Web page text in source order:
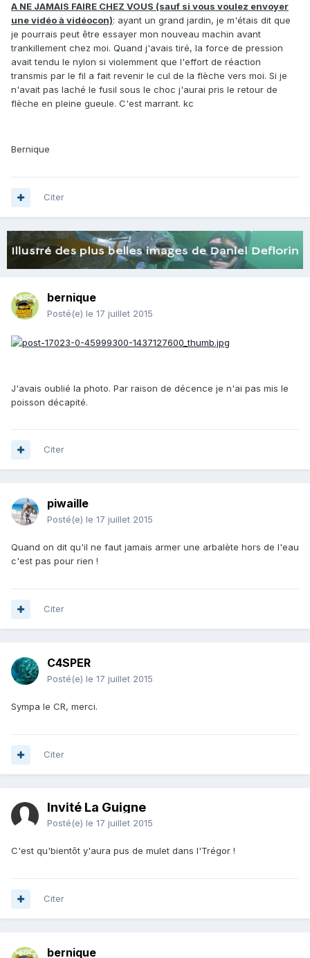
A NE JAMAIS FAIRE CHEZ VOUS (sauf si vous voulez envoyer
une vidéo à vidéocon): ayant un grand jardin, je m'étais dit que
je pourrais peut être essayer mon nouveau machin avant
trankillement chez moi. Quand j'avais tiré, la force de pression
avait tendu le nylon si violemment que l'effort de réaction
transmis par le fil a fait revenir le cul de la flèche vers moi. Si je
n'avait pas laché le fusil sous le choc j'aurai pris le retour de
flèche en pleine gueule. C'est marrant. kc
Bernique
Citer
bernique
Posté(e) le 17 juillet 2015
J'avais oublié la photo. Par raison de décence je n'ai pas mis le
poisson décapité.
Citer
piwaille
Posté(e) le 17 juillet 2015
Quand on dit qu'il ne faut jamais armer une arbalète hors de l'eau
c'est pas pour rien !
Citer
C4SPER
Posté(e) le 17 juillet 2015
Sympa le CR, merci.
Citer
Invité La Guigne
Posté(e) le 17 juillet 2015
C'est qu'bientôt y'aura pus de mulet dans l'Trégor !
Citer
bernique